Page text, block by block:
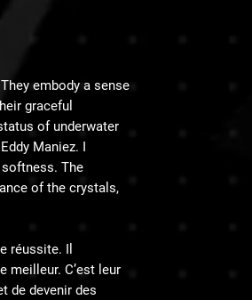
embody a sense
graceful
of underwater
Maniez. I
The
of the crystals,
réussite. Il
meilleur. C’est leur
de devenir des